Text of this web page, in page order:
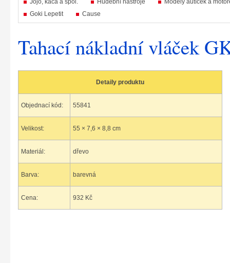
Jojo, káča a spol.
Hudební nástroje
Modely autíček a
Goki Lepetit
Cause
Tahací nákladní vláček
Detaily produktu
Objednací kód: 55841
Velikost: 55 × 7,6 × 8,8 cm
Materiál: dřevo
Barva: barevná
Cena: 932 Kč